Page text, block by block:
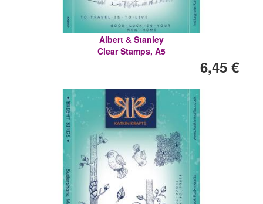
Albert & Stanley
Clear Stamps, A5
6,45 €